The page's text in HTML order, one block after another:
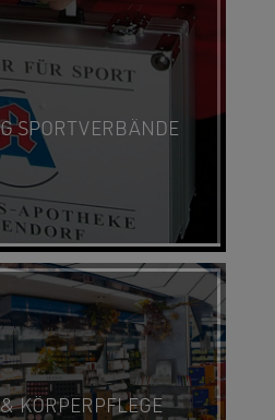
SPORTVERBÄNDE
KÖRPERPFLEGE